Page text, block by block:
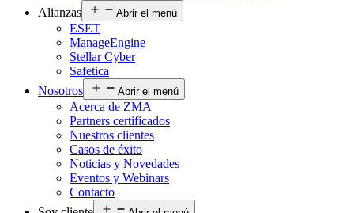
Alianzas
Abrir el menú
ESET
ManageEngine
Stellar Cyber
Safetica
Nosotros
Abrir el menú
Acerca de ZMA
Partners certificados
Nuestros clientes
Casos de éxito
Noticias y Novedades
Eventos y Webinars
Contacto